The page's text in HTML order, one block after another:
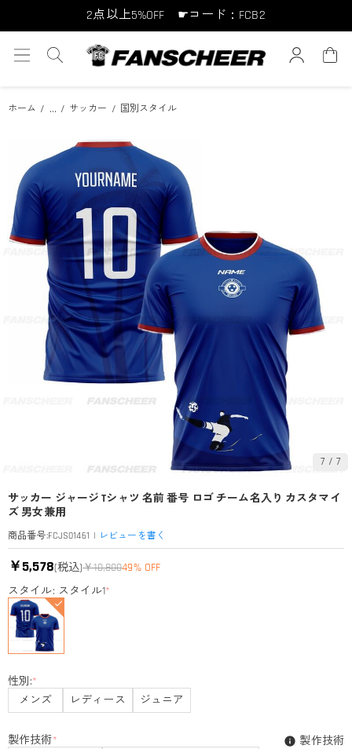
2点以上5%OFF ☛コード：FCB2
10点以上10%OFF ☛コード：FCB10
ホーム ... サッカー 国別スタイル
7 / 7
サッカー ジャージ Tシャツ 名前 番号 ロゴ チーム名入り カスタマイ
ズ 男女兼用
商品番号:FCJS01461 | レビューを書く
￥5,578(税込)￥10,80049% OFF
スタイル: スタイル1*
性別:*
メンズ
レディース ジュニア
製作技術*
製作技術